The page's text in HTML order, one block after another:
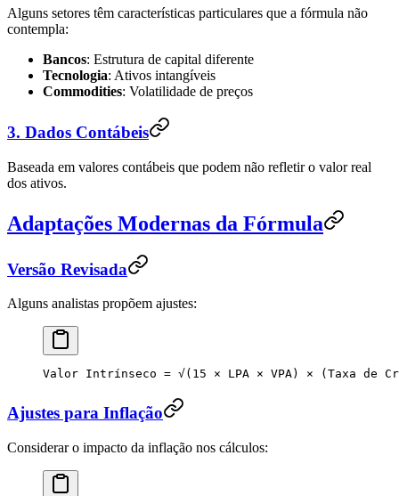
Alguns setores têm características particulares que a fórmula não
contempla:
Bancos: Estrutura de capital diferente
Tecnologia: Ativos intangíveis
Commodities: Volatilidade de preços
3. Dados Contábeis
Baseada em valores contábeis que podem não refletir o valor real
dos ativos.
Adaptações Modernas da Fórmula
Versão Revisada
Alguns analistas propõem ajustes:
Valor Intrínseco = √(15 × LPA × VPA) × (Taxa de
Ajustes para Inflação
Considerar o impacto da inflação nos cálculos: